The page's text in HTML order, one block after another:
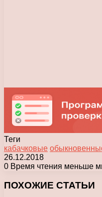
Теги
кабачковые
26.12.2018
0 Время чтения меньше
ПОХОЖИЕ СТАТЬИ